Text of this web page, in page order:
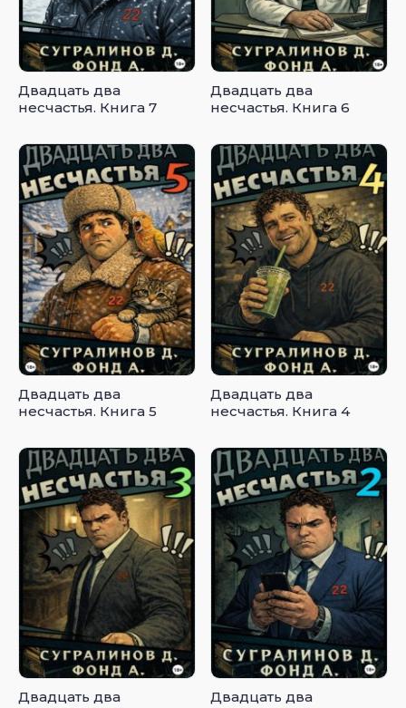
Двадцать два
несчастья. Книга 7
Двадцать два
несчастья. Книга 6
Двадцать два
несчастья. Книга 5
Двадцать два
несчастья. Книга 4
Двадцать два
Двадцать два